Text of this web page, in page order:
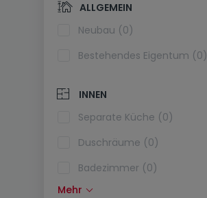
ALLGEMEIN
Neubau (0)
Bestehendes Eigentum (0)
INNEN
Separate Küche (0)
Duschräume (0)
Badezimmer (0)
Einbauküche (0)
Mehr